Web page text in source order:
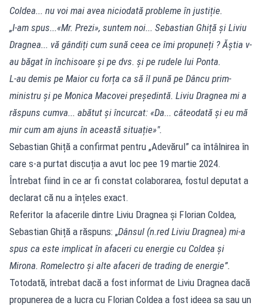
Coldea... nu voi mai avea niciodată probleme în justiție.
„I-am spus...«Mr. Prezi», suntem noi... Sebastian Ghiță și Liviu
Dragnea... vă gândiți cum sună ceea ce îmi propuneți ? Ăștia v-
au băgat în închisoare și pe dvs. și pe rudele lui Ponta.
L-au demis pe Maior cu forța ca să îl pună pe Dâncu prim-
ministru și pe Monica Macovei președintă. Liviu Dragnea mi a
răspuns cumva... abătut și încurcat: «Da... câteodată și eu mă
mir cum am ajuns în această situație»".
Sebastian Ghiță a confirmat pentru „Adevărul” ca întâlnirea în
care s-a purtat discuția a avut loc pee 19 martie 2024.
Întrebat fiind în ce ar fi constat colaborarea, fostul deputat a
declarat că nu a înțeles exact.
Referitor la afacerile dintre Liviu Dragnea și Florian Coldea,
Sebastian Ghiță a răspuns: „Dânsul (n.red Liviu Dragnea) mi-a
spus ca este implicat în afaceri cu energie cu Coldea și
Mirona. Romelectro și alte afaceri de trading de energie”.
Totodată, întrebat dacă a fost informat de Liviu Dragnea dacă
propunerea de a lucra cu Florian Coldea a fost ideea sa sau un